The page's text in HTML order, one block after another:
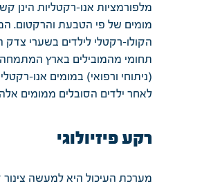
מלפורמציות אנו-רקטליות הינן
מומים של פי הטבעת והרקטום.
הקולו-רקטלי לילדים בשערי צדק
תחומי מהמובילים בארץ המתמחה
(ניתוחי ורפואי) במומים אנו-
לאחר ילדים הסובלים ממומים
רקע פיזיולוגי
מערכת העיכול היא למעשה צינור